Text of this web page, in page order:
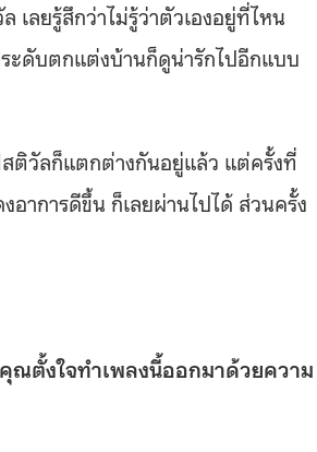
ลยรู้สึกว่าไม่รู้ว่าตัวเองอยู่ที่ไหน
ะดับตกแต่งบ้านก็ดูน่ารักไปอีกแบบ
ติวัลก็แตกต่างกันอยู่แล้ว แต่ครั้งที่
าการดีขึ้น ก็เลยผ่านไปได้ ส่วนครั้ง
ณตั้งใจทำเพลงนี้ออกมาด้วยความ